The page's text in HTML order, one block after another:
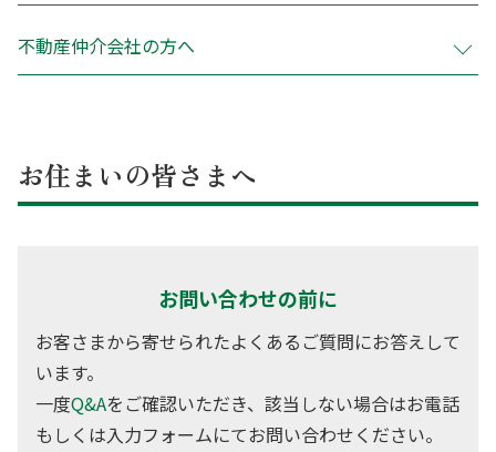
駐車場解約・駐輪場解約・ 駐輪場ステッカー再発行受付
お住まいの売買、賃貸のご相談
お住まいのマンション管理に関するご質問、ご相談
Q&A
所有者変更手続き
採用情報
カスタマーハラスメントに対する基本方針
不動産仲介会社の方へ
お住まいの皆さまへ
お問い合わせの前に
お客さまから寄せられたよくあるご質問にお答えして
います。
一度Q&Aをご確認いただき、該当しない場合はお電話
もしくは入力フォームにてお問い合わせください。